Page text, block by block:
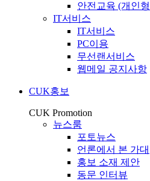
안전교육 (개인
IT서비스
IT서비스
PC이용
무선랜서비스
웹메일 공지사항
CUK홍보
CUK Promotion
뉴스룸
포토뉴스
언론에서 본 가대
홍보 소재 제안
동문 인터뷰